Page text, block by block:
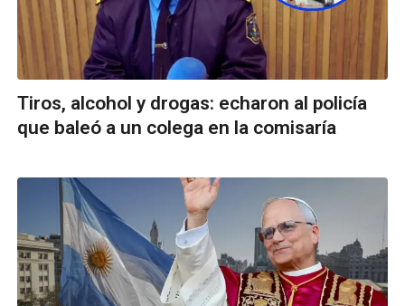
Tiros, alcohol y drogas: echaron al policía
que baleó a un colega en la comisaría